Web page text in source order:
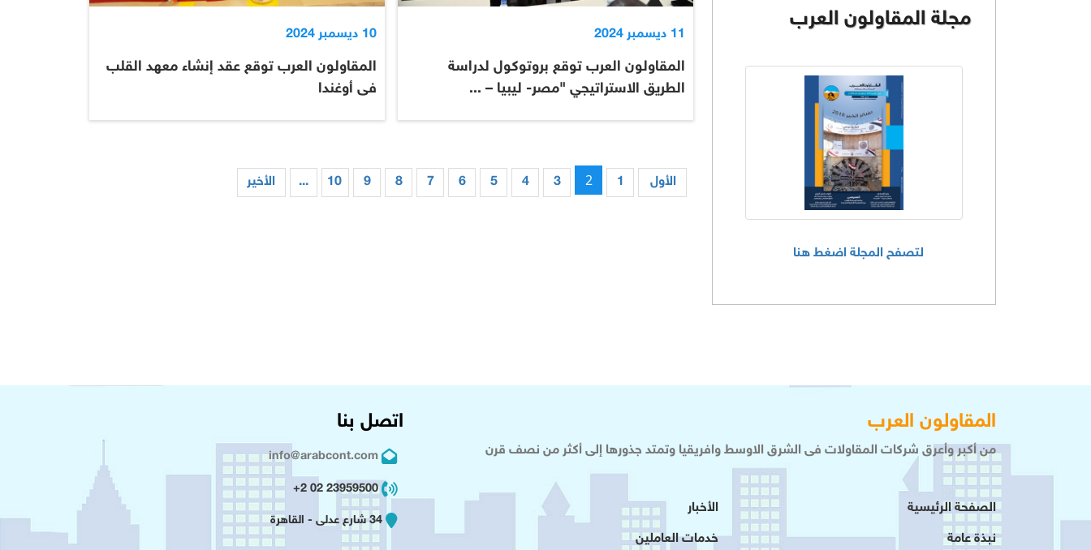
11 ديسمبر 2024
المقاولون العرب توقع بروتوكول لدراسة
الطريق الاستراتيجي "مصر- ليبيا – ...
10 ديسمبر 2024
المقاولون العرب توقع عقد إنشاء معهد القلب
فى أوغندا
الأول 1
2
3
4
5
6
7
8
9
10
... الأخير
مجلة المقاولون العرب
لتصفح المجلة اضغط هنا
المقاولون العرب
من أكبر وأعرق شركات المقاولات فى الشرق الاوسط وافريقيا وتمتد جذورها إلى أكثر من نصف قرن
الصفحة الرئيسية
نبذة عامة
الأخبار
خدمات العاملين
اتصل بنا
info@arabcont.com
23959500 02 2+
34 شارع عدلى - القاهرة